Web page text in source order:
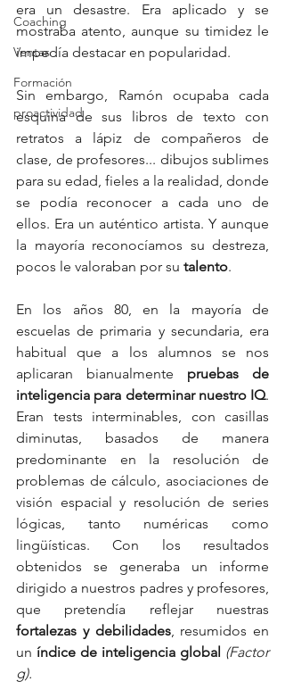
Coaching
Ventas
Formación
proactividad
era un desastre. Era aplicado y se
mostraba atento, aunque su timidez le
impedía destacar en popularidad.
Sin embargo, Ramón ocupaba cada
esquina de sus libros de texto con
retratos a lápiz de compañeros de
clase, de profesores... dibujos sublimes
para su edad, fieles a la realidad, donde
se podía reconocer a cada uno de
ellos. Era un auténtico artista. Y aunque
la mayoría reconocíamos su destreza,
pocos le valoraban por su talento.
En los años 80, en la mayoría de
escuelas de primaria y secundaria, era
habitual que a los alumnos se nos
aplicaran bianualmente pruebas de
inteligencia para determinar nuestro IQ.
Eran tests interminables, con casillas
diminutas, basados de manera
predominante en la resolución de
problemas de cálculo, asociaciones de
visión espacial y resolución de series
lógicas, tanto numéricas como
lingüísticas. Con los resultados
obtenidos se generaba un informe
dirigido a nuestros padres y profesores,
fortalezas y debilidades, resumidos en
un índice de inteligencia global (Factor
g).